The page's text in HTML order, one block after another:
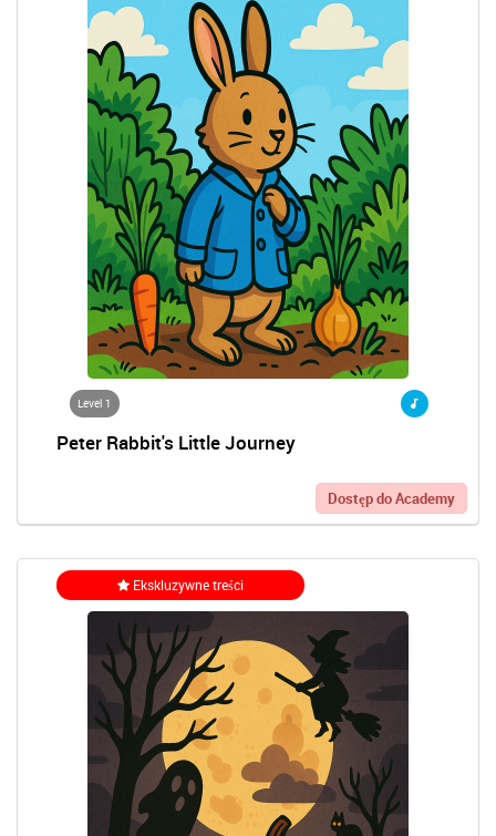
Level 1
Peter Rabbit's Little Journey
Dostęp do Academy
Ekskluzywne treści